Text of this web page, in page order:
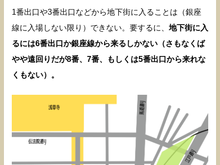
1番出口や3番出口などから地下街に入ることは（銀座
線に入場しない限り）できない。要するに、 地下街に入
るには6番出口か銀座線から来るしかない（さもなくば
やや遠回りだが8番、7番、もしくは5番出口から来れな
くもない）。